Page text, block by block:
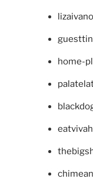
home-